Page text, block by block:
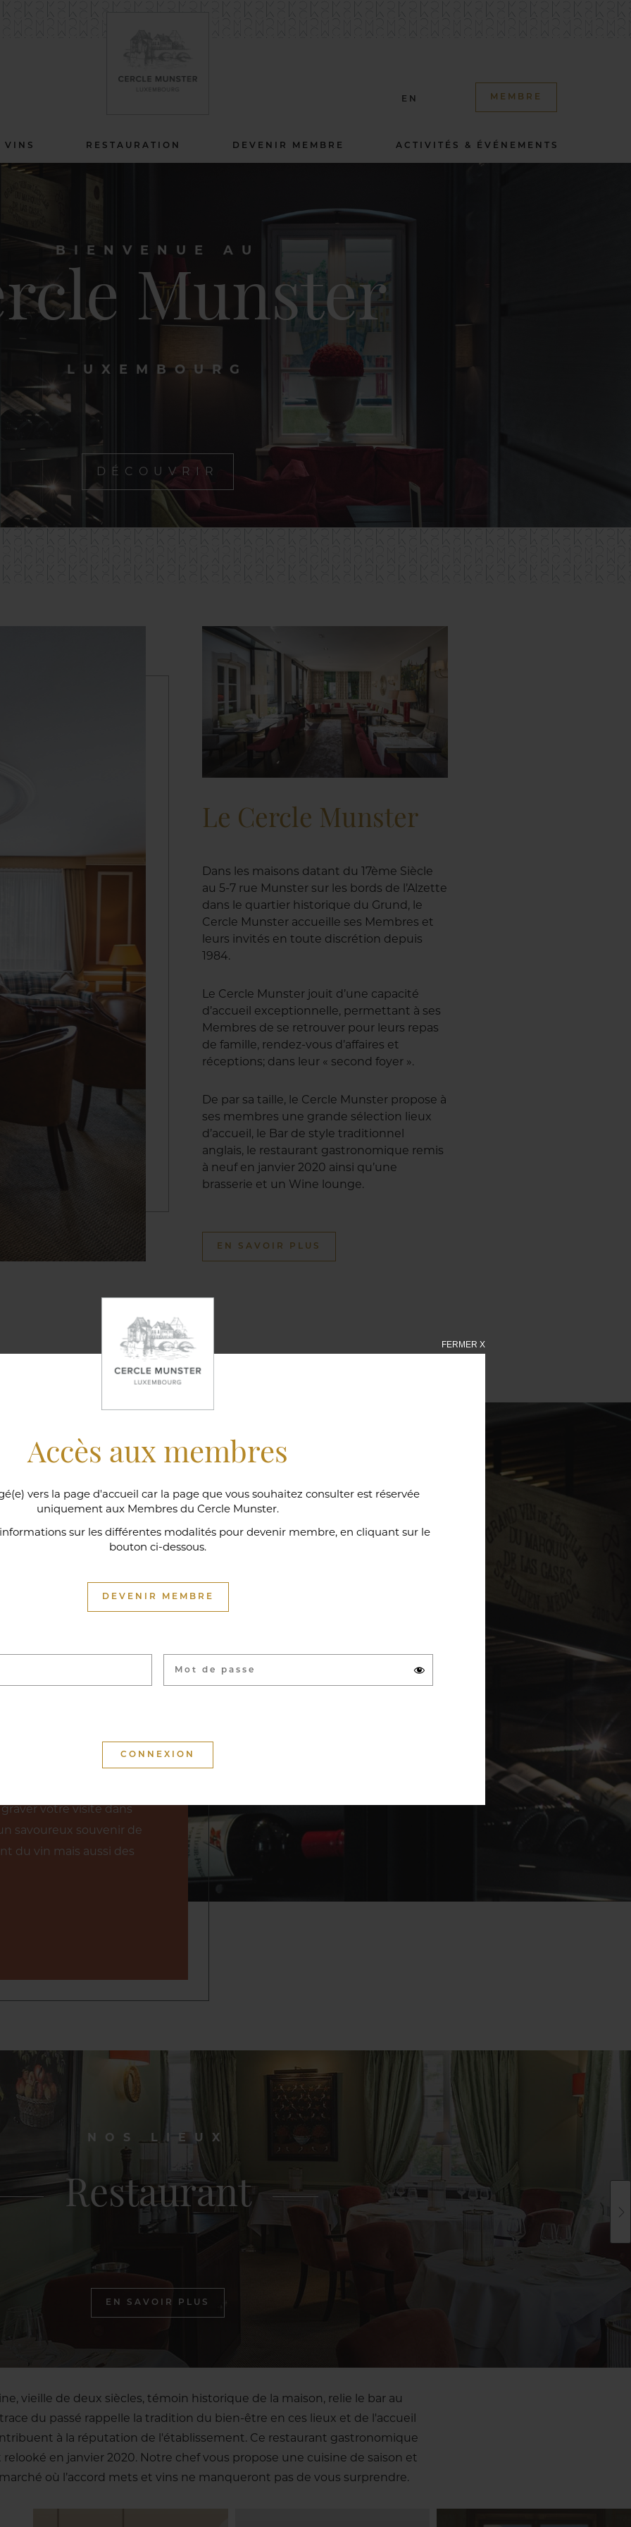
Accès aux membres
vers la page d'accueil car la page que vous souhaitez consulter est réservée
uniquement aux Membres du Cercle Munster.
sur les différentes modalités pour devenir membre, en cliquant sur le
bouton ci-dessous.
DEVENIR MEMBRE
FERMER X
EN MEMBRE
VINS RESTAURATION DEVENIR MEMBRE ACTIVITÉS & ÉVÉNEMENTS
BIENVENUE AU
Munster
LUXEMBOURG
DÉCOUVRIR
Le Cercle Munster
Dans les maisons datant du 17ème Siècle
au 5-7 rue Munster sur les bords de l’Alzette
dans le quartier historique du Grund, le
Cercle Munster accueille ses Membres et
leurs invités en toute discrétion depuis
1984.
Le Cercle Munster jouit d’une capacité
d’accueil exceptionnelle, permettant à ses
Membres de se retrouver pour leurs repas
de famille, rendez-vous d’affaires et
réceptions; dans leur « second foyer ».
De par sa taille, le Cercle Munster propose à
ses membres une grande sélection lieux
d’accueil, le Bar de style traditionnel
anglais, le restaurant gastronomique remis
à neuf en janvier 2020 ainsi qu’une
brasserie et un Wine lounge.
EN SAVOIR PLUS
du Cercle Munster
du petit producteur
La visite de notre
ou accompagnée pour
les vins les plus
votre visite dans
savoureux souvenir de
du vin mais aussi des
NOS LIEUX
Restaurant
EN SAVOIR PLUS
vieille de deux siècles, témoin historique de la maison, relie le bar au
du passé rappelle la tradition du bien-être en ces lieux et de l'accueil
à la réputation de l'établissement. Ce restaurant gastronomique
en janvier 2020. Notre chef vous propose une cuisine de saison et
où l’accord mets et vins ne manqueront pas de vous surprendre.